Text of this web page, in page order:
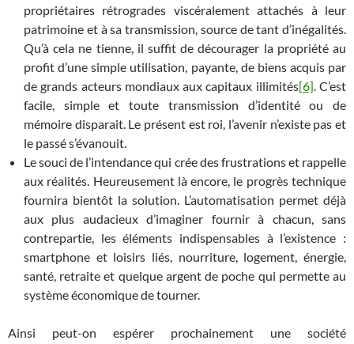
propriétaires rétrogrades viscéralement attachés à leur
patrimoine et à sa transmission, source de tant d’inégalités.
Qu’à cela ne tienne, il suffit de décourager la propriété au
profit d’une simple utilisation, payante, de biens acquis par
de grands acteurs mondiaux aux capitaux illimités[6]. C’est
facile, simple et toute transmission d’identité ou de
mémoire disparait. Le présent est roi, l’avenir n’existe pas et
le passé s’évanouit.
Le souci de l’intendance qui crée des frustrations et rappelle
aux réalités. Heureusement là encore, le progrès technique
fournira bientôt la solution. L’automatisation permet déjà
aux plus audacieux d’imaginer fournir à chacun, sans
contrepartie, les éléments indispensables à l’existence :
smartphone et loisirs liés, nourriture, logement, énergie,
santé, retraite et quelque argent de poche qui permette au
système économique de tourner.
Ainsi peut-on espérer prochainement une société